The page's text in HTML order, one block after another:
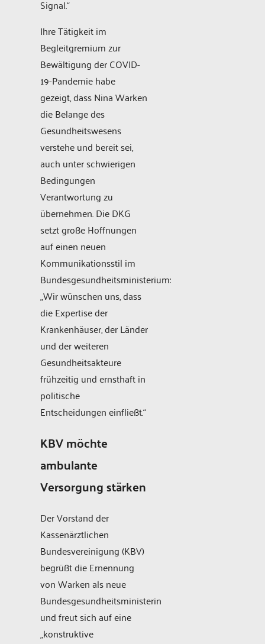
Signal.“
Ihre Tätigkeit im
Begleitgremium zur
Bewältigung der COVID-
19-Pandemie habe
gezeigt, dass Nina Warken
die Belange des
Gesundheitswesens
verstehe und bereit sei,
auch unter schwierigen
Bedingungen
Verantwortung zu
übernehmen. Die DKG
setzt große Hoffnungen
auf einen neuen
Kommunikationsstil im
Bundesgesundheitsministerium:
„Wir wünschen uns, dass
die Expertise der
Krankenhäuser, der Länder
und der weiteren
Gesundheitsakteure
frühzeitig und ernsthaft in
politische
Entscheidungen einfließt.“
KBV möchte
ambulante
Versorgung stärken
Der Vorstand der
Kassenärztlichen
Bundesvereinigung (KBV)
begrüßt die Ernennung
von Warken als neue
Bundesgesundheitsministerin
und freut sich auf eine
„konstruktive